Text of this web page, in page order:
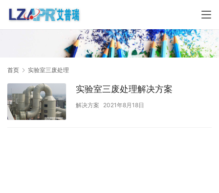
首页 实验室三废处理
实验室三废处理解决方案
解决方案 2021年8月18日